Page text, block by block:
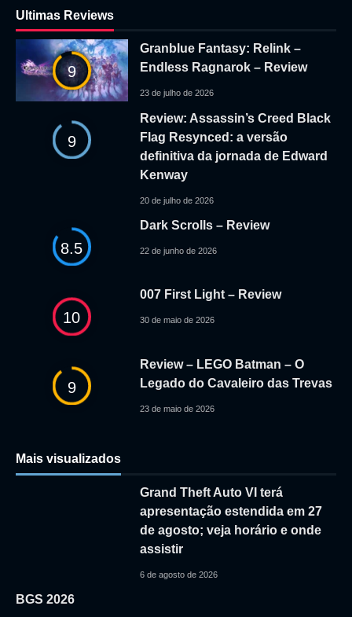
Ultimas Reviews
9
Granblue Fantasy: Relink –
Endless Ragnarok – Review
23 de julho de 2026
9
Review: Assassin’s Creed Black
Flag Resynced: a versão
definitiva da jornada de Edward
Kenway
20 de julho de 2026
8.5
Dark Scrolls – Review
22 de junho de 2026
10
007 First Light – Review
30 de maio de 2026
9
Review – LEGO Batman – O
Legado do Cavaleiro das Trevas
23 de maio de 2026
Mais visualizados
Grand Theft Auto VI terá
apresentação estendida em 27
de agosto; veja horário e onde
assistir
6 de agosto de 2026
BGS 2026